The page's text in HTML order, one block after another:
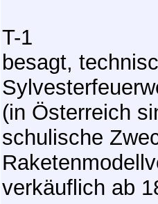
T-1
besagt,
(in Österreich
schulische
verkäuflich ab